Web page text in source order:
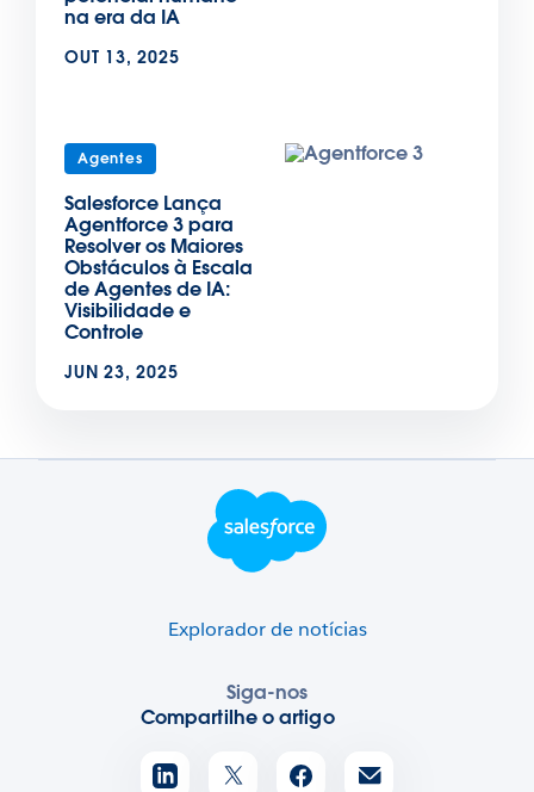
na era da IA
OUT 13, 2025
Agentes
Salesforce Lança
Agentforce 3 para
Resolver os Maiores
Obstáculos à Escala
de Agentes de IA:
Visibilidade e
Controle
JUN 23, 2025
Logotipo do rodapé
Explorador de notícias
Siga-nos
Compartilhe o artigo